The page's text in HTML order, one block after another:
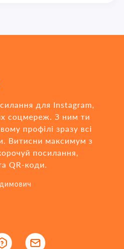
для Instagram,
соцмереж. З ним ти
профілі зразу всі
Витисни максимум з
посилання,
QR-коди.